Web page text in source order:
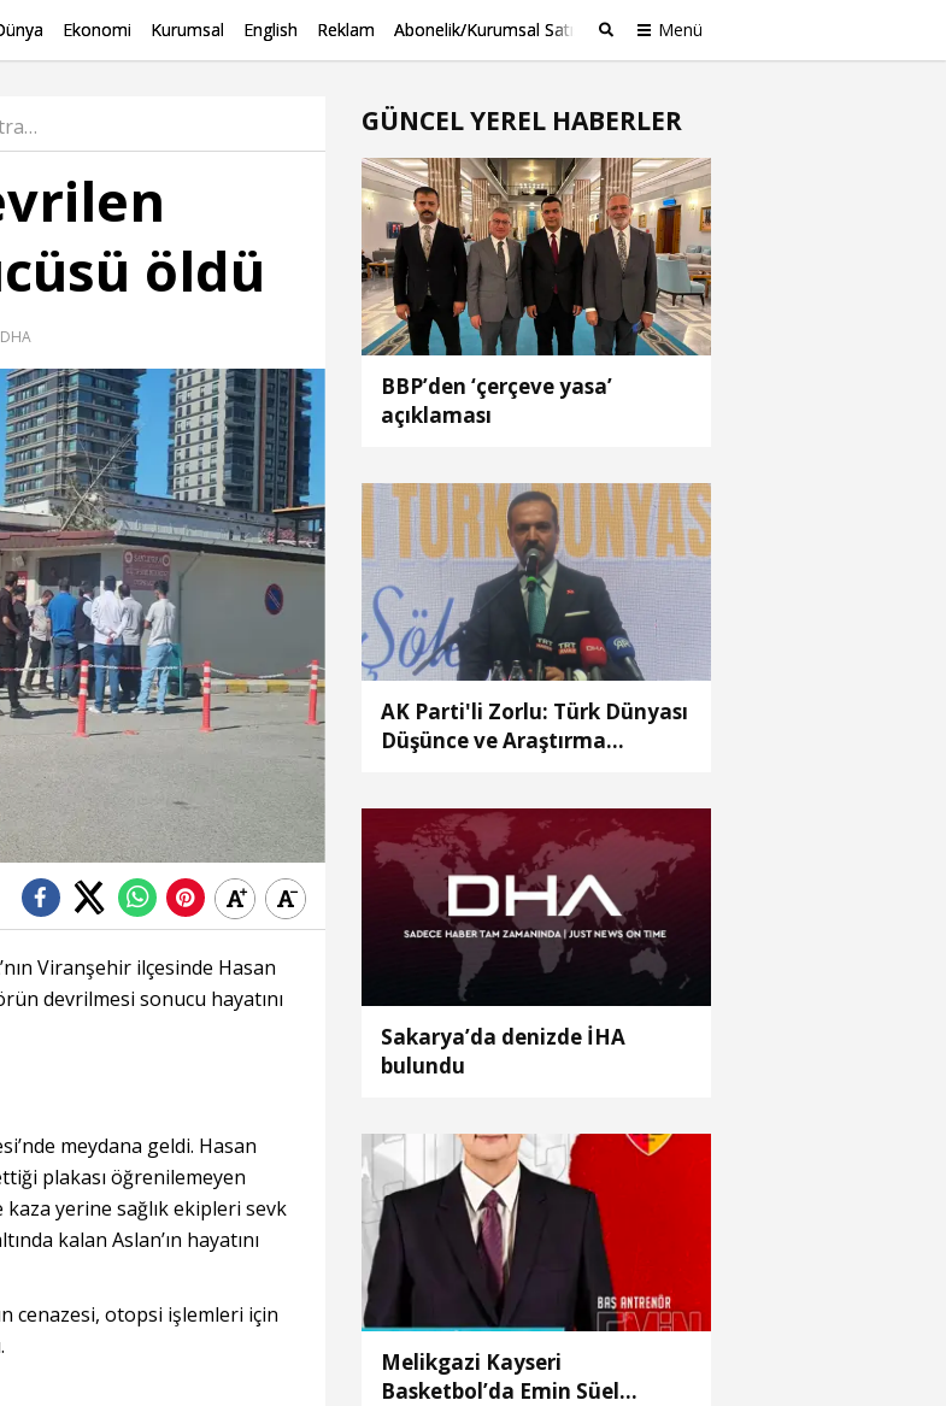
Ekonomi Kurumsal English Reklam Abonelik/Kurumsal Satış Menü
Şanlıurfa’da devrilen traktörün sürücüsü öldü Haber
öldü
Viranşehir ilçesinde Hasan
devrilmesi sonucu hayatını
meydana geldi. Hasan
plakası öğrenilemeyen
yerine sağlık ekipleri sevk
kalan Aslan’ın hayatını
cenazesi, otopsi işlemleri için
GÜNCEL YEREL HABERLER
BBP’den ‘çerçeve yasa’
açıklaması
AK Parti'li Zorlu: Türk Dünyası
Düşünce ve Araştırma
Sakarya’da denizde İHA
bulundu
Melikgazi Kayseri
Basketbol’da Emin Süel